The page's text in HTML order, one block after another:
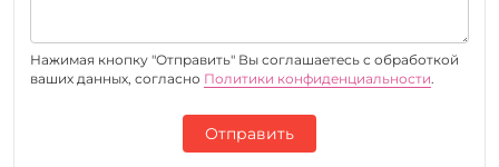
Нажимая кнопку "Отправить" Вы соглашаетесь c обработкой
ваших данных, согласно Политики конфиденциальности.
Отправить